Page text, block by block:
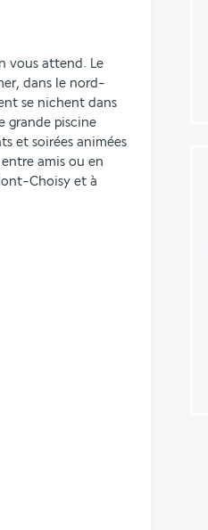
vous attend. Le
dans le nord-
se nichent dans
grande piscine
et soirées animées
amis ou en
Choisy et à